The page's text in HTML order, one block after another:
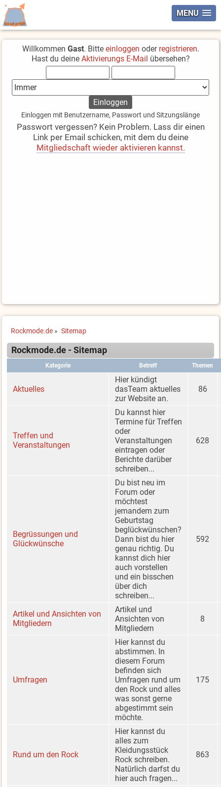
MENU
Willkommen Gast. Bitte einloggen oder registrieren.
Hast du deine Aktivierungs E-Mail übersehen?
Einloggen mit Benutzername, Passwort und Sitzungslänge
Passwort vergessen? Kein Problem. Lass dir einen
Link per Email schicken, mit dem du deine
Mitgliedschaft wieder aktivieren kannst.
Rockmode.de » Sitemap
Rockmode.de - Sitemap
Kategorie Betreff Themen
Aktuelles
Hier kündigt
dasTeam aktuelles
zur Website an.
86
Treffen und
Veranstaltungen
Du kannst hier
Termine für Treffen
oder
Veranstaltungen
eintragen oder
Berichte darüber
schreiben...
628
Begrüssungen und
Glückwünsche
Du bist neu im
Forum oder
möchtest
jemandem zum
Geburtstag
beglückwünschen?
Dann bist du hier
genau richtig. Du
kannst dich hier
auch vorstellen
und ein bisschen
über dich
schreiben...
592
Artikel und Ansichten von
Mitgliedern
Artikel und
Ansichten von
Mitgliedern
8
Umfragen
Hier kannst du
abstimmen. In
diesem Forum
befinden sich
Umfragen rund um
den Rock und alles
was sonst gerne
abgestimmt sein
möchte.
175
Rund um den Rock
Hier kannst du
alles zum
Kleidungsstück
Rock schreiben.
Natürlich darfst du
hier auch fragen...
863